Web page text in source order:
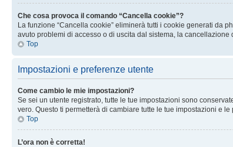
Che cosa provoca il comando “Cancella cookie”?
La funzione “Cancella cookie” eliminerà tutti i cookie generati da
avuto problemi di accesso o di uscita dal sistema, la
Top
Impostazioni e preferenze utente
Come cambio le mie impostazioni?
Se sei un utente registrato, tutte le tue impostazioni sono
vero. Questo ti permetterà di cambiare tutte le tue impostazioni e le
Top
L’ora non è corretta!